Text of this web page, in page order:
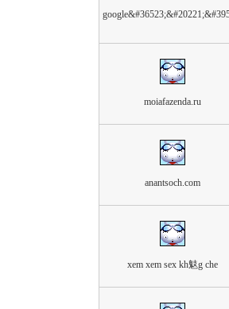
moiafazenda.ru
anantsoch.com
xem xem sex kh鬾g che